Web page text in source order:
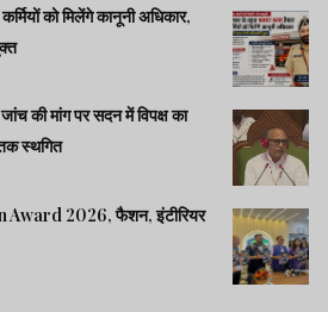
को मिलेंगे कानूनी अधिकार,
तक स्थगित
Award 2026, फैशन, इंटीरियर